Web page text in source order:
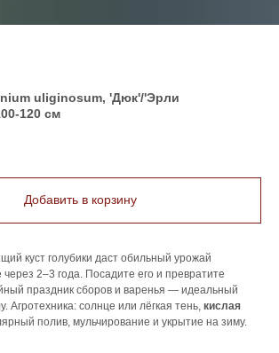
uliginosum, 'Дюк'/'Эрли
120 см
Добавить в корзину
куст голубики даст обильный урожай
2–3 года. Посадите его и превратите
праздник сборов и варенья — идеальный
Агротехника: солнце или лёгкая тень, кислая
полив, мульчирование и укрытие на зиму.